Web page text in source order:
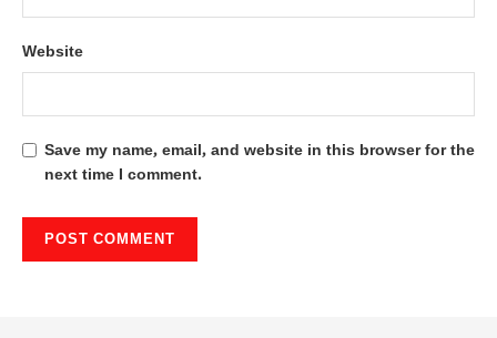
Website
Save my name, email, and website in this browser for the
next time I comment.